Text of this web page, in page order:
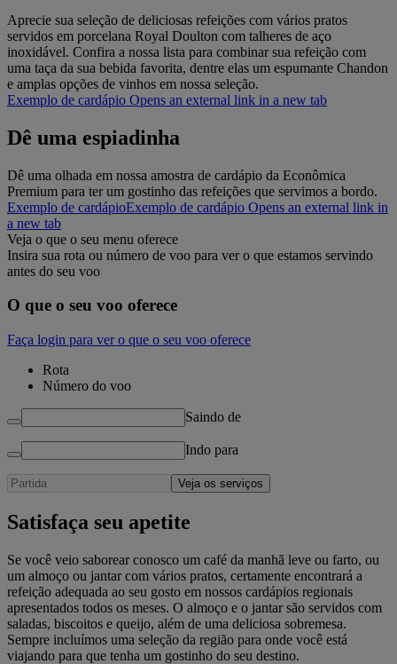
Aprecie sua seleção de deliciosas refeições com vários pratos
servidos em porcelana Royal Doulton com talheres de aço
inoxidável. Confira a nossa lista para combinar sua refeição com
uma taça da sua bebida favorita, dentre elas um espumante Chandon
e amplas opções de vinhos em nossa seleção.
Exemplo de cardápio Opens an external link in a new tab
Dê uma espiadinha
Dê uma olhada em nossa amostra de cardápio da Econômica
Premium para ter um gostinho das refeições que servimos a bordo.
Exemplo de cardápioExemplo de cardápio Opens an external link in
a new tab
Veja o que o seu menu oferece
Insira sua rota ou número de voo para ver o que estamos servindo
antes do seu voo
O que o seu voo oferece
Faça login para ver o que o seu voo oferece
Rota
Número do voo
Saindo de
Indo para
Veja os serviços
Satisfaça seu apetite
Se você veio saborear conosco um café da manhã leve ou farto, ou
um almoço ou jantar com vários pratos, certamente encontrará a
refeição adequada ao seu gosto em nossos cardápios regionais
apresentados todos os meses. O almoço e o jantar são servidos com
saladas, biscoitos e queijo, além de uma deliciosa sobremesa.
Sempre incluímos uma seleção da região para onde você está
viajando para que tenha um gostinho do seu destino.